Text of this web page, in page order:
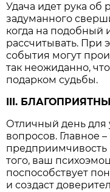
Удача идет рука об
задуманного
когда на подобный
рассчитывать. При
события могут
так неожиданно,
подарком судьбы.
III.
Отличный день
вопросов. Главное
того, ваш
поспособствует
и создаст